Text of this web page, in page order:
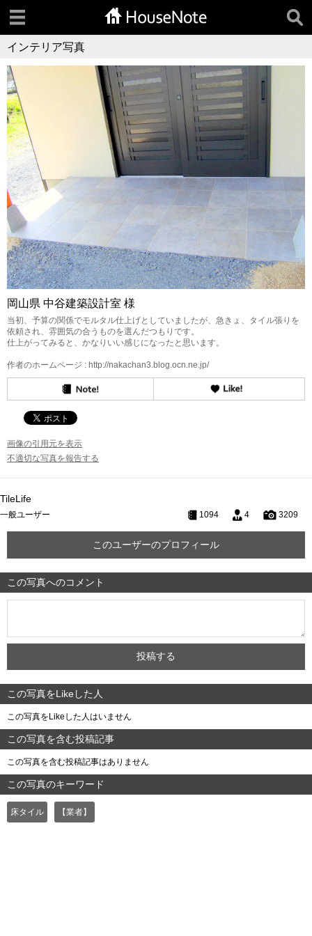
インテリア写真
岡山県 中谷建築設計室 様
当初、予算の関係でモルタル仕上げとしていましたが、急きょ、タイル張りを
依頼され、雰囲気の合うものを選んだつもりです。
仕上がってみると、かなりいい感じになったと思います。
作者のホームページ : http://nakachan3.blog.ocn.ne.jp/
画像の引用元を表示
不適切な写真を報告する
TileLife
一般ユーザー 1094 4 3209
このユーザーのプロフィール
この写真へのコメント
この写真をLikeした人
この写真をLikeした人はいません
この写真を含む投稿記事
この写真を含む投稿記事はありません
この写真のキーワード
床タイル 【業者】